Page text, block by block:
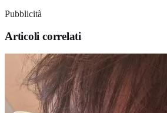
Pubblicità
Articoli correlati